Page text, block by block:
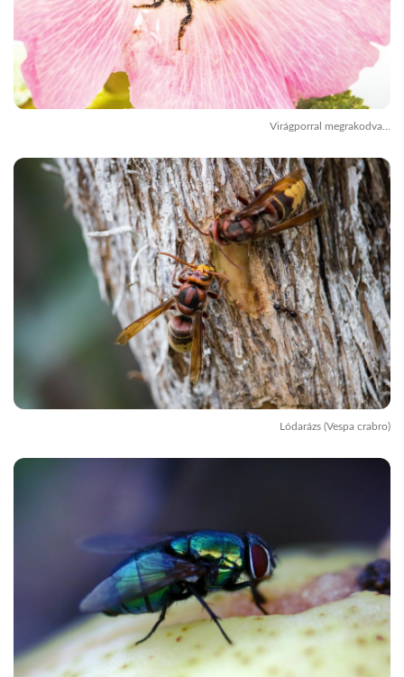
Virágporral megrakodva...
Lódarázs (Vespa crabro)